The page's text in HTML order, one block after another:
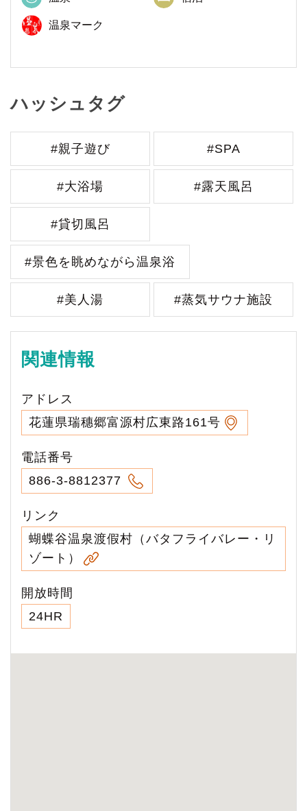
温泉マーク
ハッシュタグ
#親子遊び #SPA
#大浴場 #露天風呂
#貸切風呂
#景色を眺めながら温泉浴
#美人湯 #蒸気サウナ施設
関連情報
アドレス
花蓮県瑞穗郷富源村広東路161号
電話番号
886-3-8812377
リンク
蝴蝶谷温泉渡假村（バタフライバレー・リ
ゾート）
開放時間
24HR